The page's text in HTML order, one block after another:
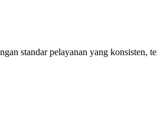
standar pelayanan yang konsisten,